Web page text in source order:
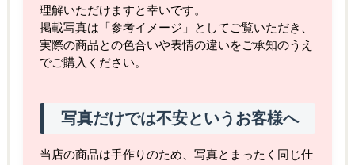
理解いただけますと幸いです。
掲載写真は「参考イメージ」としてご覧いただき、
実際の商品との色合いや表情の違いをご承知のうえ
でご購入ください。
写真だけでは不安というお客様へ
当店の商品は手作りのため、写真とまったく同じ仕